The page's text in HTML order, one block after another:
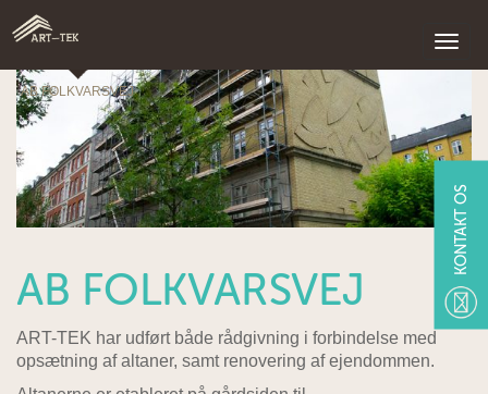
AB FOLKVARSVEJ
AB FOLKVARSVEJ
ART-TEK har udført både rådgivning i forbindelse med
opsætning af altaner, samt renovering af ejendommen.
KONTAKT OS